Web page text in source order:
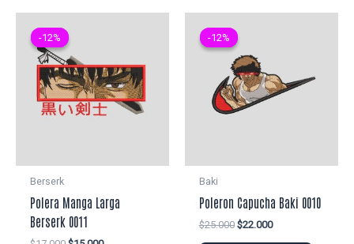
-12%
-12%
Berserk
Polera Manga Larga
Berserk 0011
-12%
-12%
Baki
Poleron Capucha Baki 0010
$25.000 El
$22.000El